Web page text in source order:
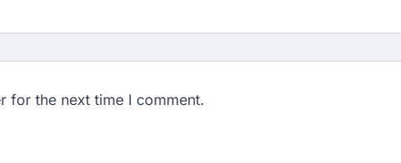
for the next time I comment.